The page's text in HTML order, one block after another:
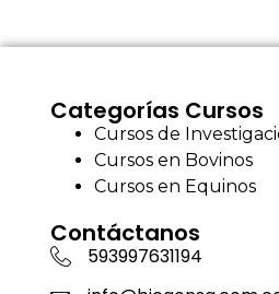
Categorías Cursos
Cursos de
Cursos en Bovinos
Cursos en Equinos
Contáctanos
593997631194